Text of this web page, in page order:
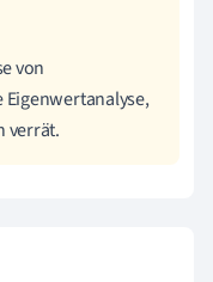
von
verrät.